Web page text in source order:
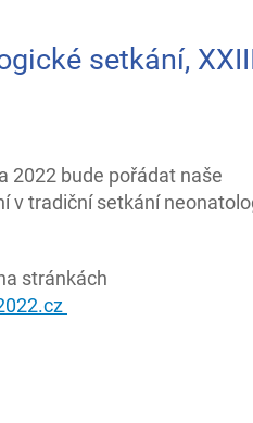
setkání,
2022 bude pořádat naše
v tradiční setkání
stránkách